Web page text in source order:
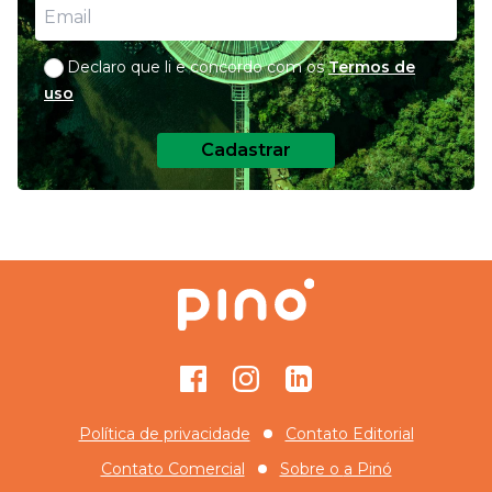
Declaro que li e concordo com os Termos de
uso
Cadastrar
FacebookInstagramGitHub
Política de privacidade
Contato Editorial
Contato Comercial
Sobre o a Pinó